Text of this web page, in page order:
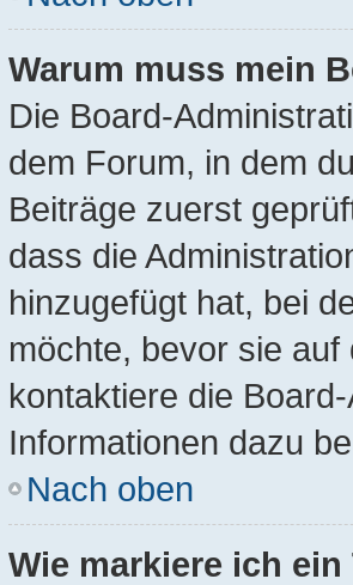
Warum muss mein
Die Board-
dem Forum, in dem
Beiträge zuerst
dass die
hinzugefügt hat, bei
möchte, bevor sie
kontaktiere die
Informationen dazu
Nach oben
Wie markiere ich